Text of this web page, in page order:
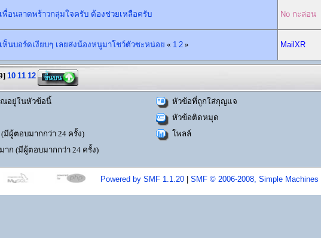
เพื่อนลาดพร้าวกลุ่มใจครับ ต้องช่วยเหลือครับ No กะล่อน
เห็นบอร์ดเงียบๆ เลยส่งน้องหนูมาโชว์ตัวซะหน่อย « 1 2 » MailXR
] 10 11 12
อยู่ในหัวข้อนี้
มีผู้ตอบมากกว่า 24 ครั้ง)
ก (มีผู้ตอบมากกว่า 24 ครั้ง)
หัวข้อที่ถูกใส่กุญแจ
หัวข้อติดหมุด
โพลล์
Powered by SMF 1.1.20 SMF © 2006-2008, Simple Machines